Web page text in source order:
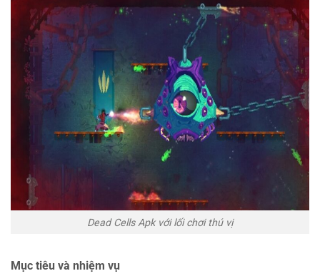
Dead Cells Apk với lối chơi thú vị
Mục tiêu và nhiệm vụ